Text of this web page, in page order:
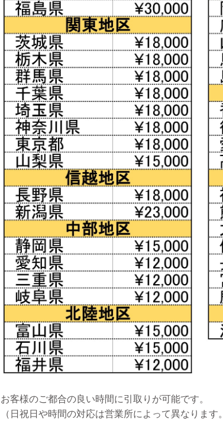
お客様のご都合の良い時間に引取りが可能です。
（日祝日や時間の対応は営業所によって異なります